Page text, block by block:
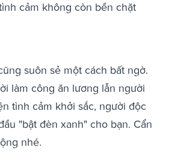
cảm không còn bền chặt
suôn sẻ một cách bất ngờ.
làm công ăn lương lẫn người
tình cảm khởi sắc, người độc
"bật đèn xanh" cho bạn. Cẩn
nhé.